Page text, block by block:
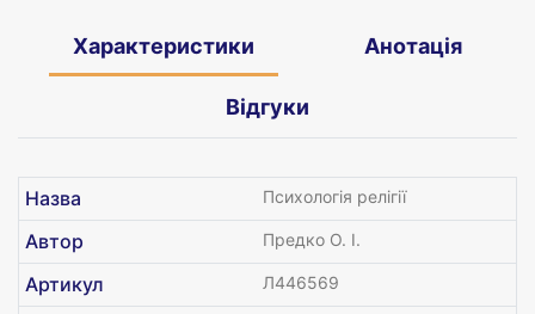
Характеристики Анотація
Відгуки
Назва Психологія релігії
Автор Предко О. І.
Артикул Л446569